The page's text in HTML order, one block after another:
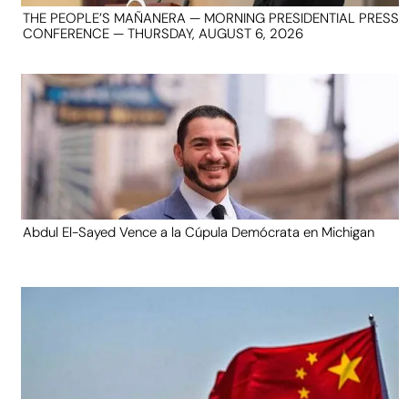
THE PEOPLE’S MAÑANERA — MORNING PRESIDENTIAL PRESS
CONFERENCE — THURSDAY, AUGUST 6, 2026
Abdul El-Sayed Vence a la Cúpula Demócrata en Michigan